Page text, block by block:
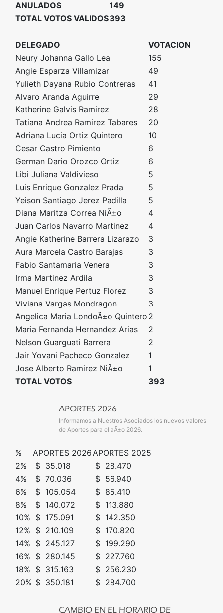
ANULADOS
149
TOTAL VOTOS VALIDOS393
DELEGADO
VOTACION
Neury Johanna Gallo Leal
155
Angie Esparza Villamizar
49
Yulieth Dayana Rubio Contreras
41
Alvaro Aranda Aguirre
29
Katherine Galvis Ramirez
28
Tatiana Andrea Ramirez Tabares
20
Adriana Lucia Ortiz Quintero
10
Cesar Castro Pimiento
6
German Dario Orozco Ortiz
6
Libi Juliana Valdivieso
5
Luis Enrique Gonzalez Prada
5
Yeison Santiago Jerez Padilla
5
Diana Maritza Correa NiÃ±o
4
Juan Carlos Navarro Martinez
4
Angie Katherine Barrera Lizarazo
3
Aura Marcela Castro Barajas
3
Fabio Santamaria Venera
3
Irma Martinez Ardila
3
Manuel Enrique Pertuz Florez
3
Viviana Vargas Mondragon
3
Angelica Maria LondoÃ±o Quintero 2
Maria Fernanda Hernandez Arias
2
Nelson Guarguati Barrera
2
Jair Yovani Pacheco Gonzalez
1
Jose Alberto Ramirez NiÃ±o
1
TOTAL VOTOS
393
APORTES 2026
Informamos a Nuestros Asociados los nuevos valores
de Aportes para el aÃ±o 2026.
% APORTES 2026APORTES 2025
2%
$ 35.018
$ 28.470
4%
$ 70.036
$ 56.940
6%
$ 105.054
$ 85.410
8%
$ 140.072
$ 113.880
10% $ 175.091
$ 142.350
12% $ 210.109
$ 170.820
14% $ 245.127
$ 199.290
16% $ 280.145
$ 227.760
18% $ 315.163
$ 256.230
20% $ 350.181 $ 284.700
CAMBIO EN EL HORARIO DE